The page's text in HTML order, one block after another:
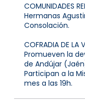
COMUNIDADES
Hermanas
Consolación.
COFRADIA DE LA
Promueven la
de Andújar
Participan a la
mes a las 19h.